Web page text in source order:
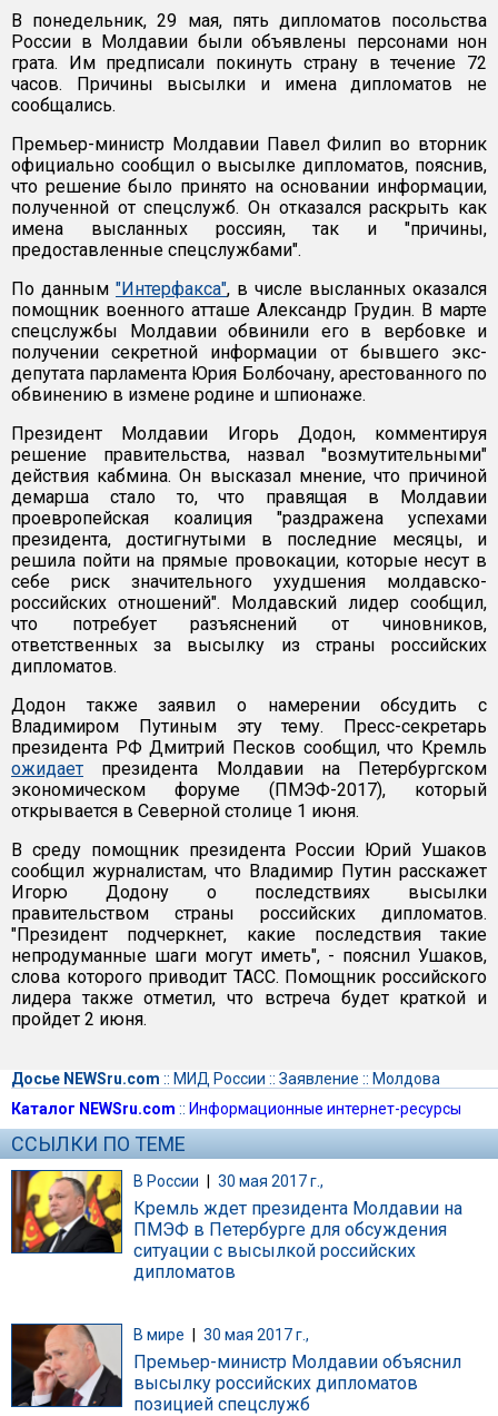
В понедельник, 29 мая, пять дипломатов посольства
России в Молдавии были объявлены персонами нон
грата. Им предписали покинуть страну в течение 72
часов. Причины высылки и имена дипломатов не
сообщались.
Премьер-министр Молдавии Павел Филип во вторник
официально сообщил о высылке дипломатов, пояснив,
что решение было принято на основании информации,
полученной от спецслужб. Он отказался раскрыть как
имена высланных россиян, так и "причины,
предоставленные спецслужбами".
По данным "Интерфакса", в числе высланных оказался
помощник военного атташе Александр Грудин. В марте
спецслужбы Молдавии обвинили его в вербовке и
получении секретной информации от бывшего экс-
депутата парламента Юрия Болбочану, арестованного по
обвинению в измене родине и шпионаже.
Президент Молдавии Игорь Додон, комментируя
решение правительства, назвал "возмутительными"
действия кабмина. Он высказал мнение, что причиной
демарша стало то, что правящая в Молдавии
проевропейская коалиция "раздражена успехами
президента, достигнутыми в последние месяцы, и
решила пойти на прямые провокации, которые несут в
себе риск значительного ухудшения молдавско-
российских отношений". Молдавский лидер сообщил,
что потребует разъяснений от чиновников,
ответственных за высылку из страны российских
дипломатов.
Додон также заявил о намерении обсудить с
Владимиром Путиным эту тему. Пресс-секретарь
президента РФ Дмитрий Песков сообщил, что Кремль
ожидает президента Молдавии на Петербургском
экономическом форуме (ПМЭФ-2017), который
открывается в Северной столице 1 июня.
В среду помощник президента России Юрий Ушаков
сообщил журналистам, что Владимир Путин расскажет
Игорю Додону о последствиях высылки
правительством страны российских дипломатов.
"Президент подчеркнет, какие последствия такие
непродуманные шаги могут иметь", - пояснил Ушаков,
слова которого приводит ТАСС. Помощник российского
лидера также отметил, что встреча будет краткой и
пройдет 2 июня.
Досье NEWSru.com :: МИД России :: Заявление :: Молдова
Каталог NEWSru.com :: Информационные интернет-ресурсы
ССЫЛКИ ПО ТЕМЕ
В России | 30 мая 2017 г.,
Кремль ждет президента Молдавии на
ПМЭФ в Петербурге для обсуждения
ситуации с высылкой российских
дипломатов
В мире 30 мая 2017 г.,
Премьер-министр Молдавии объяснил
высылку российских дипломатов
позицией спецслужб